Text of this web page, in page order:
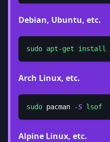
Debian, Ubuntu, etc.
sudo apt-get install
Arch Linux, etc.
sudo pacman -S lsof
Alpine Linux, etc.